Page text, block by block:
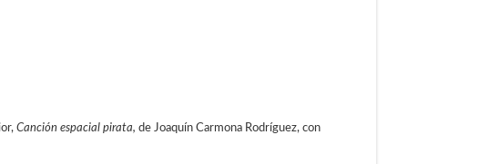
Canción espacial pirata,de Joaquín Carmona Rodríguez, con